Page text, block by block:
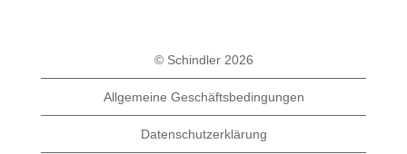
© Schindler 2026
Allgemeine Geschäftsbedingungen
Datenschutzerklärung